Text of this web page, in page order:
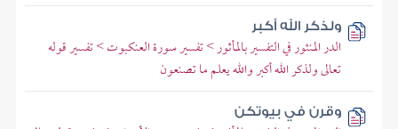
ولذكر الله أكبر
الدر المنثور في التفسير بالمأثور > تفسير سورة العنكبوت > تفسير قوله
تعالى ولذكر الله أكبر والله يعلم ما تصنعون
وقرن في بيوتكن